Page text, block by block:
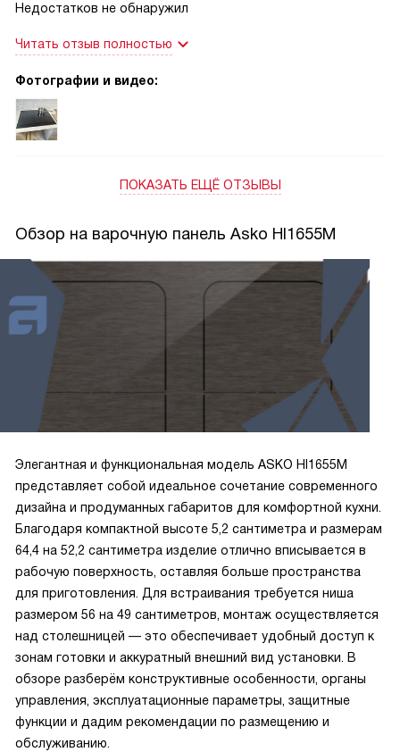
Недостатков не обнаружил
Читать отзыв полностью
Фотографии и видео:
ПОКАЗАТЬ ЕЩЁ ОТЗЫВЫ
Обзор на варочную панель Asko HI1655M
Элегантная и функциональная модель ASKO HI1655M
представляет собой идеальное сочетание современного
дизайна и продуманных габаритов для комфортной кухни.
Благодаря компактной высоте 5,2 сантиметра и размерам
64,4 на 52,2 сантиметра изделие отлично вписывается в
рабочую поверхность, оставляя больше пространства
для приготовления. Для встраивания требуется ниша
размером 56 на 49 сантиметров, монтаж осуществляется
над столешницей — это обеспечивает удобный доступ к
зонам готовки и аккуратный внешний вид установки. В
обзоре разберём конструктивные особенности, органы
управления, эксплуатационные параметры, защитные
функции и дадим рекомендации по размещению и
обслуживанию.